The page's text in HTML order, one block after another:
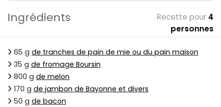
Ingrédients Recette pour 4
personnes
65 g de tranches de pain de mie ou du pain maison
35 g de fromage Boursin
800 g de melon
170 g de jambon de Bayonne et divers
50 g de bacon